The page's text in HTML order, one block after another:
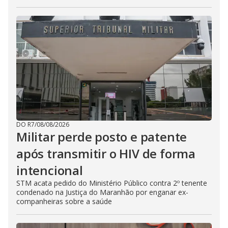
DO R7/08/08/2026
Militar perde posto e patente
após transmitir o HIV de forma
intencional
STM acata pedido do Ministério Público contra 2º tenente
condenado na Justiça do Maranhão por enganar ex-
companheiras sobre a saúde